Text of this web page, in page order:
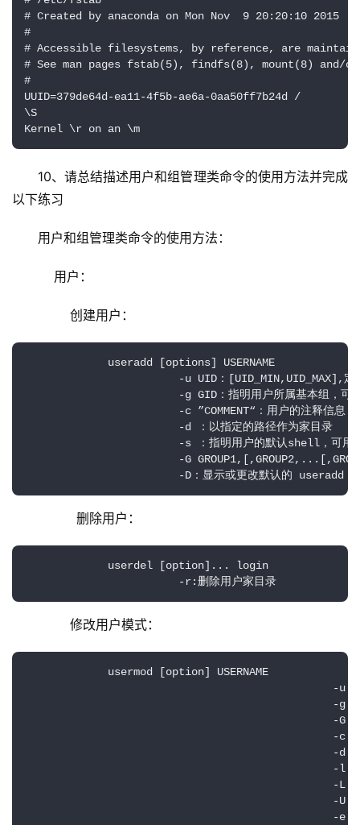
# Created by anaconda on Mon Nov  9 20:20:10 2015
#
# Accessible filesystems, by reference, are
# See man pages fstab(5), findfs(8), mount(8) and/
#
UUID=379de64d-ea11-4f5b-ae6a-0aa50ff7b24d /
\S
Kernel \r on an \m
10、请总结描述用户和组管理类命令的使用方法并完成
以下练习
用户和组管理类命令的使用方法：
用户：
创建用户：
useradd [options] USERNAME
-u UID：[UID_MIN,UID_MAX],定义在/
-g GID：指明用户所属基本组，可为组名
-c ”COMMENT“：用户的注释信息
-d ：以指定的路径作为家目录
-s ：指明用户的默认shell，可用列表
-G GROUP1,[,GROUP2,...[,GROUP]]：为用
-D：显示或更改默认的 useradd 配置，默
删除用户：
userdel [option]...
-r:删除用户家目录
修改用户模式：
usermod [option] USERNAME
-u UID：新
-g GID：新基
-G GROUP1[,GROUP2,...[,GROUP]]:新
-c ‘COMMENT’：新
-d HOME：新的家目录；原有家目录中
-l login_name：新
-L：lock锁定指
-U：unlock解锁指
-e YYYY-MM-DD：指定用